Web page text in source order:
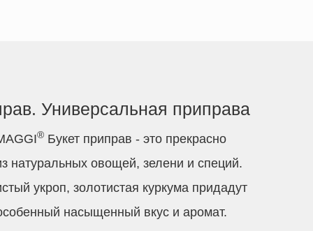
Универсальная приправа
® Букет приправ - это прекрасно
натуральных овощей, зелени и специй.
укроп, золотистая куркума придадут
насыщенный вкус и аромат.